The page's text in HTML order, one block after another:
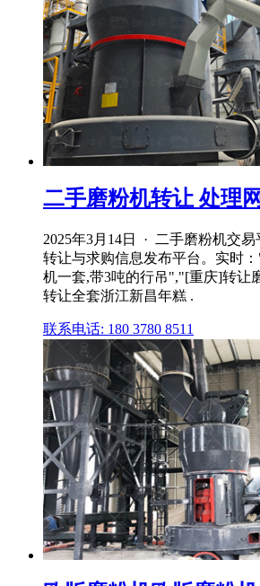
二手磨粉机转让 处理网
2025年3月14日 · 二手磨粉机交
转让与求购信息发布平台。实时
机一套,带3吨的行吊","[重庆]转让
转让全套浙江新昌年糕 .
联系电话: 180 3780 8511